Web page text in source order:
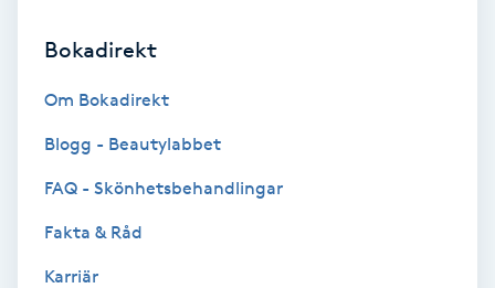
Psoriasis
Bokadirekt
Om Bokadirekt
Blogg - Beautylabbet
FAQ - Skönhetsbehandlingar
Fakta & Råd
Karriär